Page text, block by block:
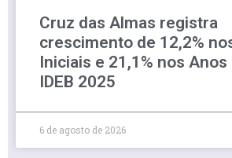
Cruz das Almas registra
crescimento de 12,2%
Iniciais e 21,1% nos Anos
IDEB 2025
6 de agosto de 2026